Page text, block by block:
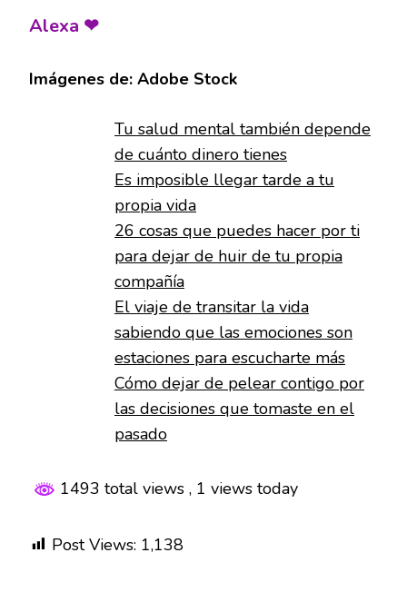
Alexa ❤
Imágenes de: Adobe Stock
Tu salud mental también depende
de cuánto dinero tienes
Es imposible llegar tarde a tu
propia vida
26 cosas que puedes hacer por ti
para dejar de huir de tu propia
compañía
El viaje de transitar la vida
sabiendo que las emociones son
estaciones para escucharte más
Cómo dejar de pelear contigo por
las decisiones que tomaste en el
pasado
1493 total views , 1 views today
Post Views: 1,138